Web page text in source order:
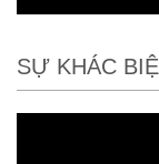
SỰ KHÁC